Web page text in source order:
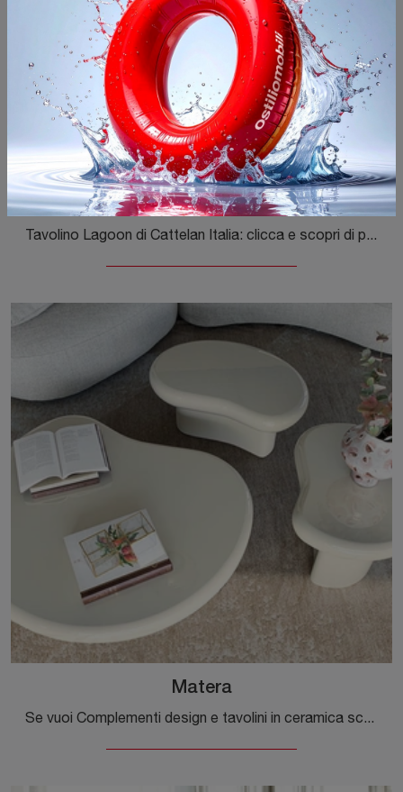
Lagoon
Tavolino Lagoon di Cattelan Italia: clicca e scopri di più sui Complementi e tavolini moderni in vetro del rinomato marchio!
Matera
Se vuoi Complementi design e tavolini in ceramica scopri di più sul modello Matera della firma Cattelan Italia.